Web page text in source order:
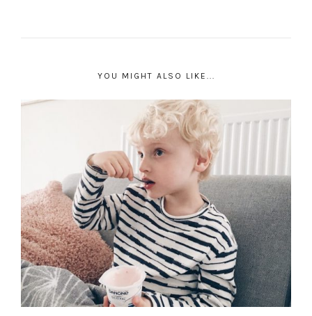
YOU MIGHT ALSO LIKE...